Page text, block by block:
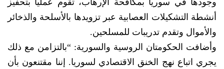
وجودها في سوريا بمكافحة الإرهاب، تقوم عمليا بتحفيز
أنشطة التشكيلات العصابية عبر تزويدها بالأسلحة والذخائر
والأموال وتقدم تدريبات للمسلحين.
وأضافت الحكومتان الروسية والسورية: “بالتزامن مع ذلك
يجري اتباع نهج الخنق الاقتصادي لسوريا. إننا مقتنعون بأن